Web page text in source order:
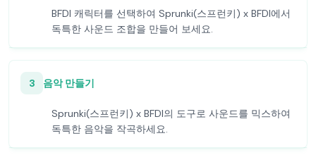
BFDI 캐릭터를 선택하여 Sprunki(스프런키) x BFDI에서
독특한 사운드 조합을 만들어 보세요.
3 음악 만들기
Sprunki(스프런키) x BFDI의 도구로 사운드를 믹스하여
독특한 음악을 작곡하세요.